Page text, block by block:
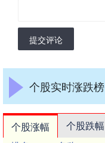
提交评论
个股实时涨跌榜
个股涨幅 个股跌幅